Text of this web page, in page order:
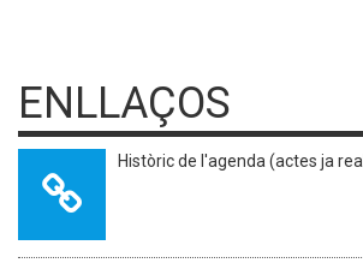
ENLLAÇOS
Històric de l'agenda (actes ja